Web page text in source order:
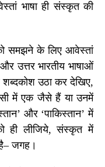
भाषा ही संस्कृत की
को समझने के लिए आवेस्तां
उत्तर भारतीय भाषाओं
उठा कर देखिए,
में एक जैसे हैं या उनमें
’ और ‘पाकिस्तान’में
ही लीजिये, संस्कृत में
जगह।